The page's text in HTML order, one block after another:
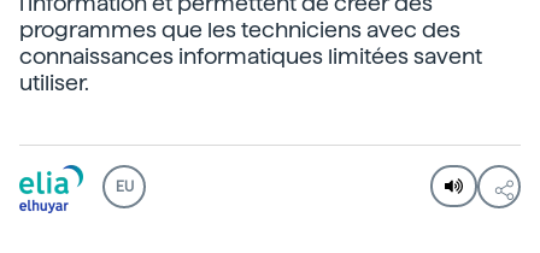
programmes que les techniciens avec des
connaissances informatiques limitées savent
utiliser.
EU